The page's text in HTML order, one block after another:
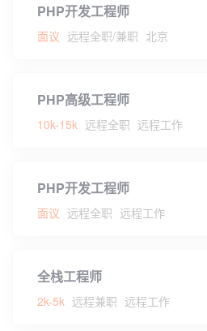
PHP开发工程师
面议 远程全职/兼职 北京
PHP高级工程师
10k-15k 远程全职 远程工作
PHP开发工程师
面议 远程全职 远程工作
全栈工程师
2k-5k 远程兼职 远程工作